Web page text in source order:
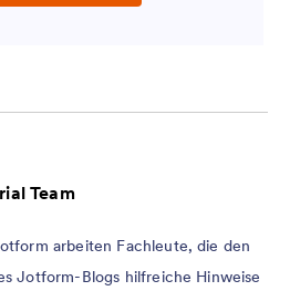
Team
arbeiten Fachleute, die den
Jotform-Blogs hilfreiche Hinweise